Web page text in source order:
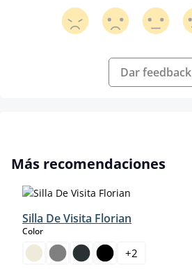
Dar feedback
Omitir la galería de productos
Más recomendaciones
Silla De Visita Florian
Colorselect
+2